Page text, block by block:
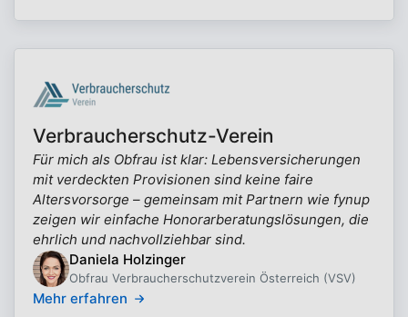
Verbraucherschutz-Verein
Für mich als Obfrau ist klar: Lebensversicherungen
mit verdeckten Provisionen sind keine faire
Altersvorsorge – gemeinsam mit Partnern wie fynup
zeigen wir einfache Honorarberatungslösungen, die
ehrlich und nachvollziehbar sind.
Daniela Holzinger
Obfrau Verbraucherschutzverein Österreich (VSV)
Mehr erfahren